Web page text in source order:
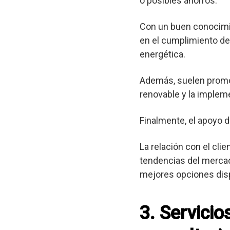
Con un buen
en el cumplimiento
energética.
Además, suelen
renovable y la
Finalmente, el apoyo
La relación con el
tendencias del
mejores opciones
3.